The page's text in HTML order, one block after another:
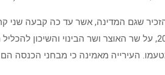
שגם המדינה, אשר עד כה קבעה שני
כי עד חודש מאי 2023, על שר האוצר ושר
העירייה מאמינה כי מבחני הכנסה